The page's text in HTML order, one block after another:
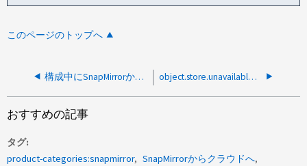
このページのトップへ
構成中にSnapMirrorからクラウドへのアクセストークンの作成に失敗するエラー object.store.unavailableが原因でSnapMirror転送に失敗しました
おすすめの記事
タグ
product-categories:snapmirror
SnapMirrorからクラウドへ